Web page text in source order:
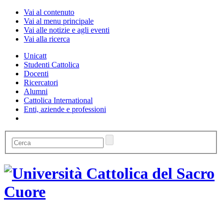
Vai al contenuto
Vai al menu principale
Vai alle notizie e agli eventi
Vai alla ricerca
Unicatt
Studenti Cattolica
Docenti
Ricercatori
Alumni
Cattolica International
Enti, aziende e professioni